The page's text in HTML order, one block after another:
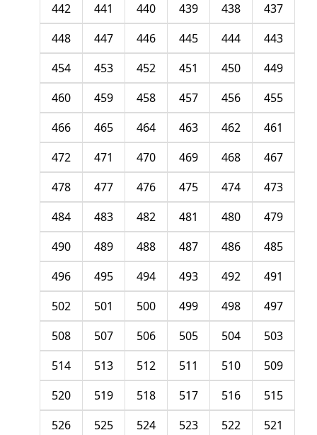
437
438
439
440
441
442
443
444
445
446
447
448
449
450
451
452
453
454
455
456
457
458
459
460
461
462
463
464
465
466
467
468
469
470
471
472
473
474
475
476
477
478
479
480
481
482
483
484
485
486
487
488
489
490
491
492
493
494
495
496
497
498
499
500
501
502
503
504
505
506
507
508
509
510
511
512
513
514
515
516
517
518
519
520
521
522
523
524
525
526